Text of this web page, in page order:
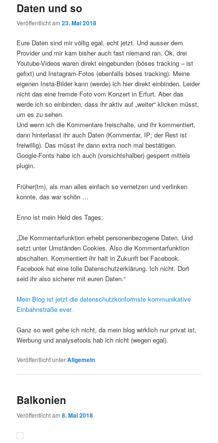
Daten und so
Veröffentlicht am23. Mai 2018
Eure Daten sind mir völlig egal, echt jetzt. Und ausser dem
Provider und mir kam bisher auch fast niemand ran. Ok, drei
Youtube-Videos waren direkt eingebunden (böses tracking – ist
gefixt) und Instagram-Fotos (ebenfalls böses tracking). Meine
eigenen Insta-Bilder kann (werde) ich hier direkt einbinden. Leider
nicht das eine fremde Foto vom Konzert in Erfurt. Aber das
werde ich so einbinden, dass ihr aktiv auf „weiter“ klicken müsst,
um es zu sehen.
Und wenn ich die Kommentare freischalte, und ihr kommentiert,
dann hinterlasst ihr auch Daten (Kommentar, IP; der Rest ist
freiwillig). Das müsst ihr dann extra noch mal bestätigen.
Google-Fonts habe ich auch (vorsichtshalber) gesperrt mittels
plugin.
Früher(tm), als man alles einfach so vernetzen und verlinken
konnte, das war schön …
Enno ist mein Held des Tages:
„Die Kommentarfunktion erhebt personenbezogene Daten. Und
setzt unter Umständen Cookies. Also die Kommentarfunktion
abschalten. Kommentiert ihr halt in Zukunft bei Facebook.
Facebook hat eine tolle Datenschutzerklärung. Ich nicht. Dort
seid ihr also sicherer mit euren Daten.“
Mein Blog ist jetzt die datenschutzkonformste kommunikative
Einbahnstraße ever.
Ganz so weit gehe ich nicht, da mein blog wirklich nur privat ist,
Werbung und analysetools hab ich nicht (wegen egal).
Veröffentlicht unterAllgemein
Balkonien
Veröffentlicht am8. Mai 2018